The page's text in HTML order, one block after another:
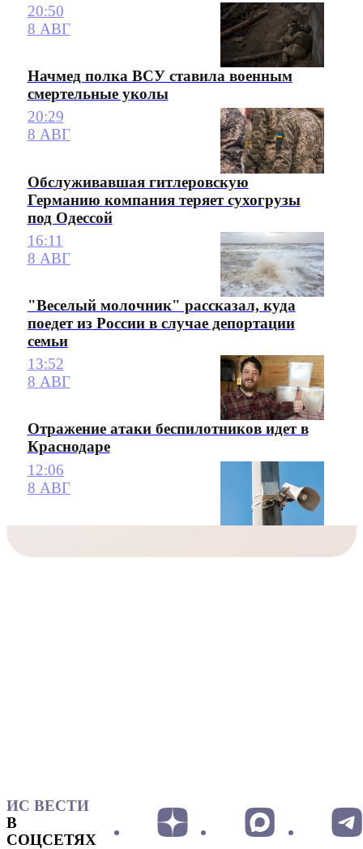
20:50
8 АВГ
Начмед полка ВСУ ставила военным
смертельные уколы
20:29
8 АВГ
Обслуживавшая гитлеровскую
Германию компания теряет сухогрузы
под Одессой
16:11
8 АВГ
"Веселый молочник" рассказал, куда
поедет из России в случае депортации
семьи
13:52
8 АВГ
Отражение атаки беспилотников идет в
Краснодаре
12:06
8 АВГ
ИС ВЕСТИ
В
СОЦСЕТЯХ